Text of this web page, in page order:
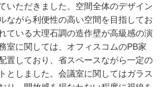
いただきました。空間全体のデザイン
ながら利便性の高い空間を目指してお
ている大理石調の造作壁が高級感の演
室に関しては、オフィスコムのPB家
置しており、省スペースながら一定の
としました。会議室に関してはガラス